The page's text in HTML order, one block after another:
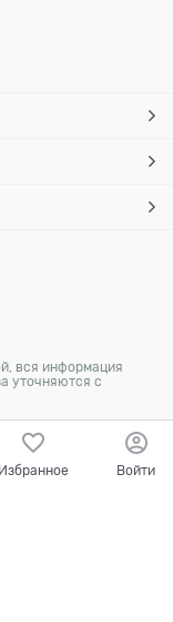
вся информация
уточняются с
Избранное Войти